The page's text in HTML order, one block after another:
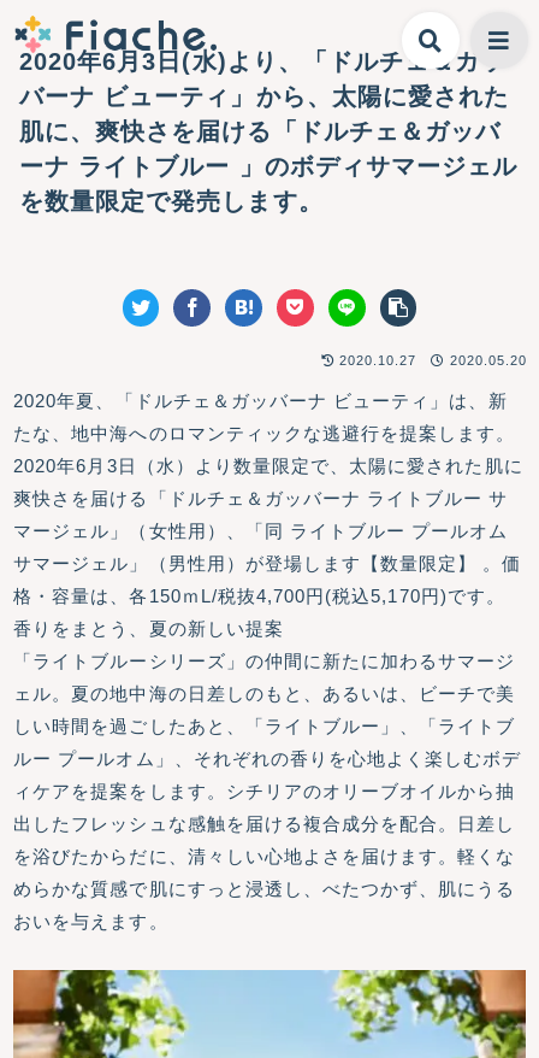
2020年6月3日(水)より、「ドルチェ＆ガッ
バーナ ビューティ」から、太陽に愛された
肌に、爽快さを届ける「ドルチェ＆ガッバ
ーナ ライトブルー 」のボディサマージェル
を数量限定で発売します。
2020.10.27 2020.05.20
2020年夏、「ドルチェ＆ガッバーナ ビューティ」は、新
たな、地中海へのロマンティックな逃避行を提案します。
2020年6月3日（水）より数量限定で、太陽に愛された肌に
爽快さを届ける「ドルチェ＆ガッバーナ ライトブルー サ
マージェル」（女性用）、「同 ライトブルー プールオム
サマージェル」（男性用）が登場します【数量限定】 。価
格・容量は、各150ｍL/税抜4,700円(税込5,170円)です。
香りをまとう、夏の新しい提案
「ライトブルーシリーズ」の仲間に新たに加わるサマージ
ェル。夏の地中海の日差しのもと、あるいは、ビーチで美
しい時間を過ごしたあと、「ライトブルー」、「ライトブ
ルー プールオム」、それぞれの香りを心地よく楽しむボデ
ィケアを提案をします。シチリアのオリーブオイルから抽
出したフレッシュな感触を届ける複合成分を配合。日差し
を浴びたからだに、清々しい心地よさを届けます。軽くな
めらかな質感で肌にすっと浸透し、べたつかず、肌にうる
おいを与えます。